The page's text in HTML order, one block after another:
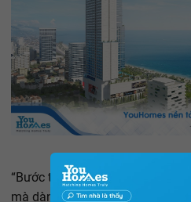
“Bước tiến ở đây chúng tôi
mà dành sự quan tâm nhiều